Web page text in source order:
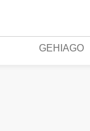
GEHIAGO